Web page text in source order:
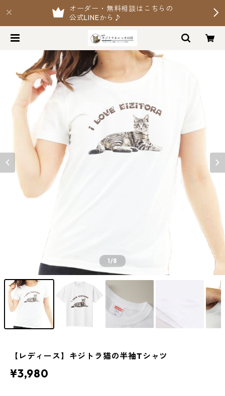
オーダー・無料相談はこちらの
公式LINEから♪
1/8
【レディース】キジトラ猫の半袖Tシャツ
¥3,980